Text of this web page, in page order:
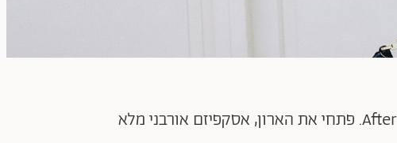
רונן חן לוקח את המינימליזם המדויק שלו אל השעות הקטנות של הלילה ומשיק את After Dark. פתחי את הארון, אסקפיזם אורבני מלא